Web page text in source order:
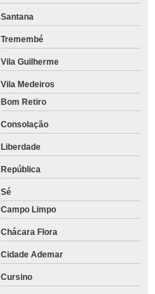
Santana
Tremembé
Vila Guilherme
Vila Medeiros
Bom Retiro
Consolação
Liberdade
República
Sé
Campo Limpo
Chácara Flora
Cidade Ademar
Cursino